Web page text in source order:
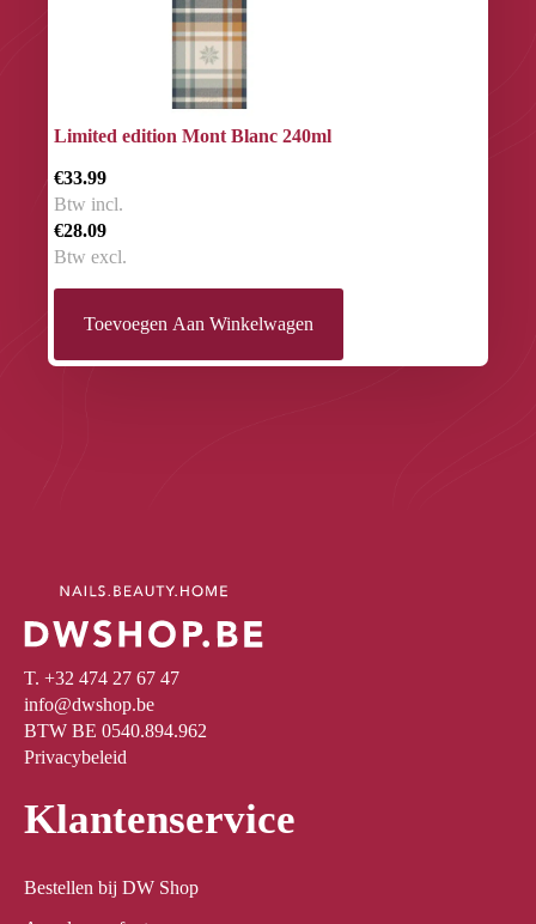
Limited edition Mont Blanc 240ml
€33.99
Btw incl.
€28.09
Btw excl.
Toevoegen Aan Winkelwagen
T. +32 474 27 67 47
info@dwshop.be
BTW BE 0540.894.962
Privacybeleid
Klantenservice
Bestellen bij DW Shop